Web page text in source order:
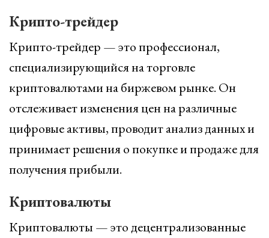
Крипто-трейдер
Крипто-трейдер — это профессионал,
специализирующийся на торговле
криптовалютами на биржевом рынке. Он
отслеживает изменения цен на различные
цифровые активы, проводит анализ данных и
принимает решения о покупке и продаже для
получения прибыли.
Криптовалюты
Криптовалюты — это децентрализованные